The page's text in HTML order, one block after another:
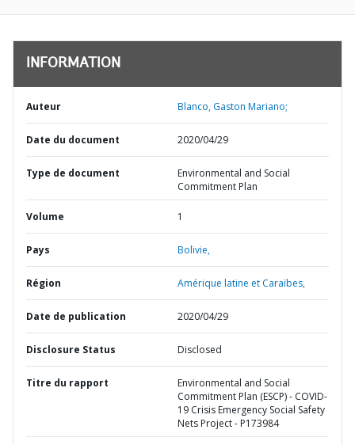
INFORMATION
Auteur Blanco, Gaston Mariano;
Date du document 2020/04/29
Type de document
Environmental and Social
Commitment Plan
Volume 1
Pays Bolivie,
Région Amérique latine et Caraïbes,
Date de publication 2020/04/29
Disclosure Status Disclosed
Titre du rapport
Environmental and Social
Commitment Plan (ESCP) - COVID-
19 Crisis Emergency Social Safety
Nets Project - P173984